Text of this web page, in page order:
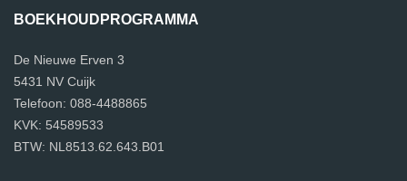
BOEKHOUDPROGRAMMA
De Nieuwe Erven 3
5431 NV Cuijk
Telefoon: 088-4488865
KVK: 54589533
BTW: NL8513.62.643.B01